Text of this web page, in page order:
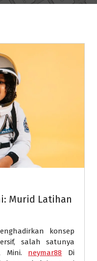
Murid Latihan
konsep
salah satunya
Mini. neymar88 Di